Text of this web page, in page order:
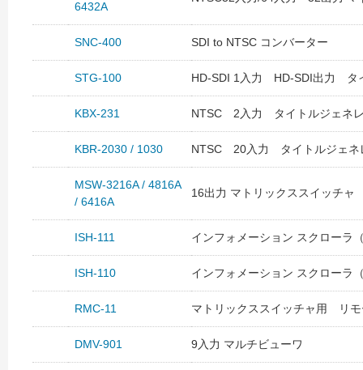
6432A
SNC-400 SDI to NTSC コンバーター
STG-100 HD-SDI 1入力 HD-SDI出力 タ
KBX-231 NTSC 2入力 タイトルジェネ
KBR-2030 / 1030 NTSC 20入力 タイトルジェネ
MSW-3216A / 4816A
/ 6416A
16出力 マトリックススイッチャ
ISH-111 インフォメーション スクローラ
ISH-110 インフォメーション スクローラ
RMC-11 マトリックススイッチャ用 リモ
DMV-901 9入力 マルチビューワ